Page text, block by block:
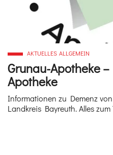
Grunau-Apotheke
Apotheke
AKTUELLES ALLGEMEIN
Informationen zu Demenz
Landkreis Bayreuth. Alles